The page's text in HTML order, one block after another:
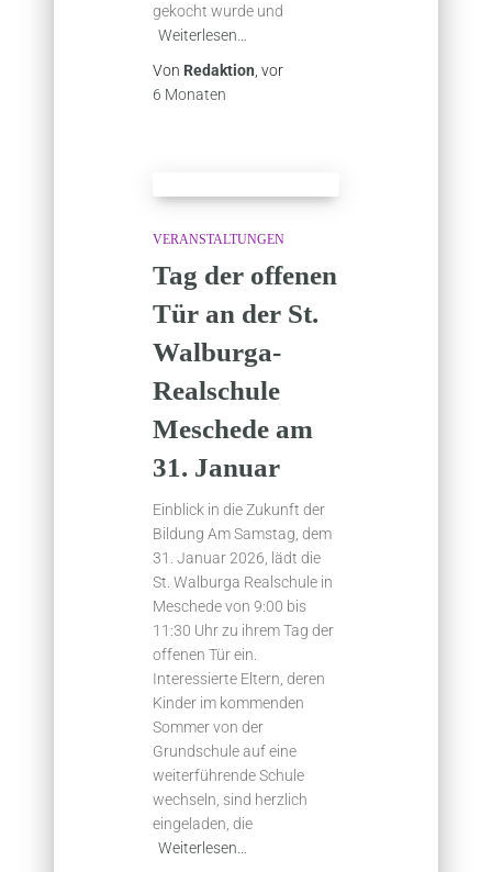
gekocht wurde und
Weiterlesen…
Von Redaktion , vor
6 Monaten
VERANSTALTUNGEN
Tag der offenen
Tür an der St.
Walburga-
Realschule
Meschede am
31. Januar
Einblick in die Zukunft der
Bildung Am Samstag, dem
31. Januar 2026, lädt die
St. Walburga Realschule in
Meschede von 9:00 bis
11:30 Uhr zu ihrem Tag der
offenen Tür ein.
Interessierte Eltern, deren
Kinder im kommenden
Sommer von der
Grundschule auf eine
weiterführende Schule
wechseln, sind herzlich
eingeladen, die
Weiterlesen…